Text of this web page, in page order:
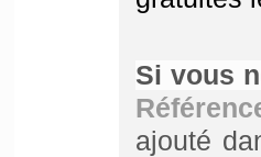
Si vous
ajouté